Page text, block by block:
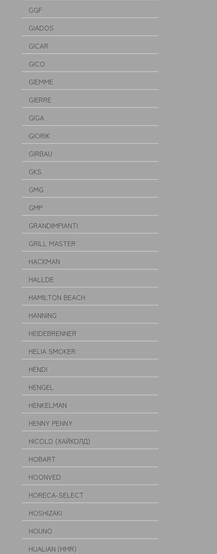
GGF
GIADOS
GICAR
GICO
GIEMME
GIERRE
GIGA
GIORIK
GIRBAU
GKS
GMG
GMP
GRANDIMPIANTI
GRILL MASTER
HACKMAN
HALLDE
HAMILTON BEACH
HANNING
HEIDEBRENNER
HELIA SMOKER
HENDI
HENGEL
HENKELMAN
HENNY PENNY
HICOLD (ХАЙКОЛД)
HOBART
HOONVED
HORECA-SELECT
HOSHIZAKI
HOUNO
HUALIAN (HMR)